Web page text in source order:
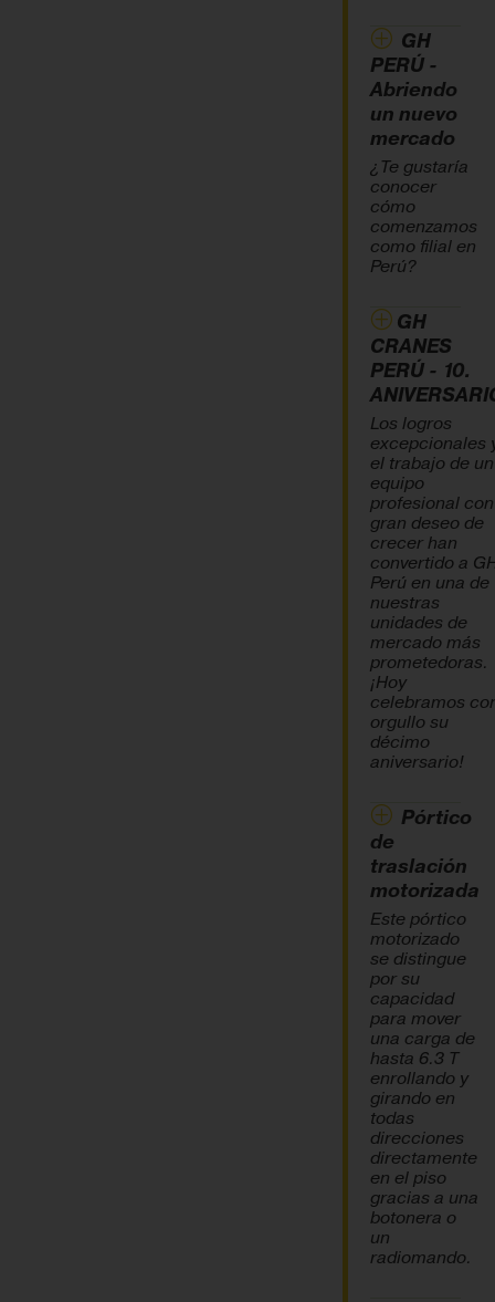
GH
PERÚ -
Abriendo
un nuevo
mercado
¿Te gustaría
conocer
cómo
comenzamos
como filial en
Perú?
GH
CRANES
PERÚ - 10.
Los logros
excepcionales
el trabajo de un
equipo
profesional con
gran deseo de
crecer han
convertido a
Perú en una de
nuestras
unidades de
mercado más
prometedoras.
¡Hoy
celebramos
orgullo su
décimo
aniversario!
Pórtico
de
traslación
motorizada
Este pórtico
motorizado
se distingue
por su
capacidad
para mover
una carga de
hasta 6.3 T
enrollando y
girando en
todas
direcciones
directamente
en el piso
gracias a una
botonera o
un
radiomando.